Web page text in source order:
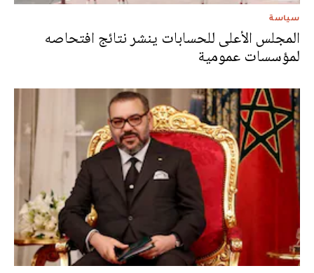
سياسة
المجلس الأعلى للحسابات ينشر نتائج افتحاصه
لمؤسسات عمومية